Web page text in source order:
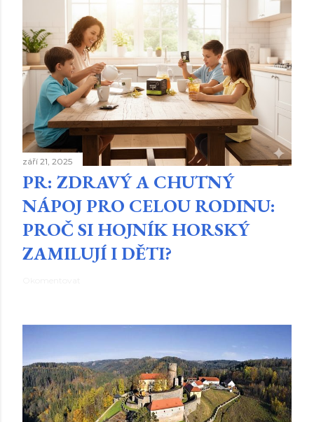
září 21, 2025
PR: ZDRAVÝ A CHUTNÝ
NÁPOJ PRO CELOU RODINU:
PROČ SI HOJNÍK HORSKÝ
ZAMILUJÍ I DĚTI?